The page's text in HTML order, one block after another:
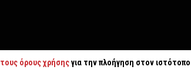
τους όρους χρήσηςγια την πλοήγηση στον